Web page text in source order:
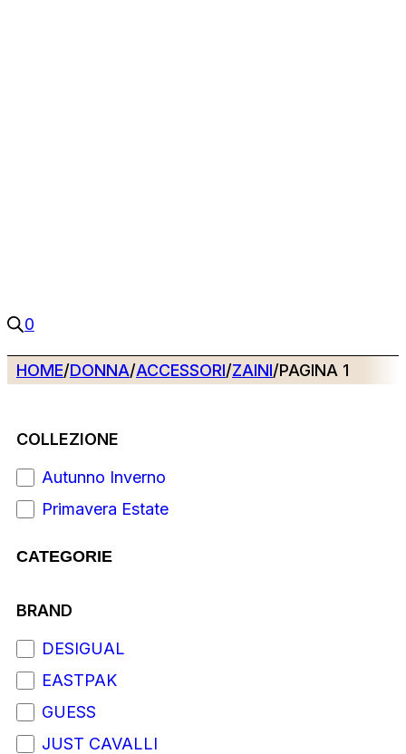
0
HOME/DONNA/ACCESSORI/ZAINI/PAGINA 1
COLLEZIONE
Autunno Inverno
Primavera Estate
CATEGORIE
BRAND
DESIGUAL
EASTPAK
GUESS
JUST CAVALLI